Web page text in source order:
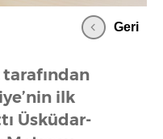
Geri
tarafından
ilk
Üsküdar-